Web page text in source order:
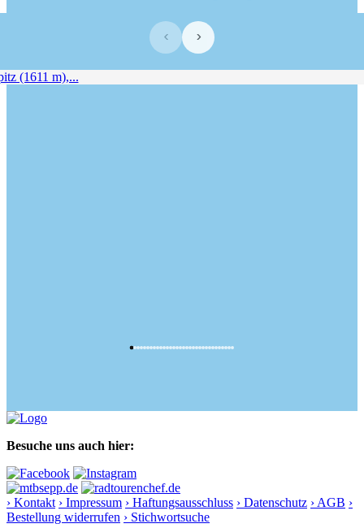
‹ ›
Besuche uns auch hier:
› Kontakt › Impressum › Haftungsausschluss › Datenschutz › AGB ›
Bestellung widerrufen › Stichwortsuche